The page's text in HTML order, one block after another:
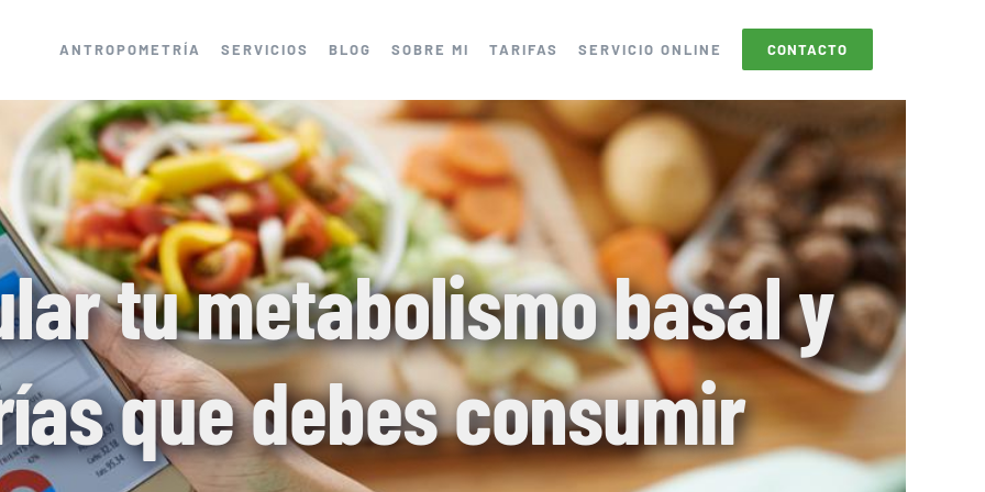
ANTROPOMETRÍA SERVICIOS BLOG SOBRE MI TARIFAS SERVICIO ONLINE CONTACTO
tu metabolismo basal y
que debes consumir